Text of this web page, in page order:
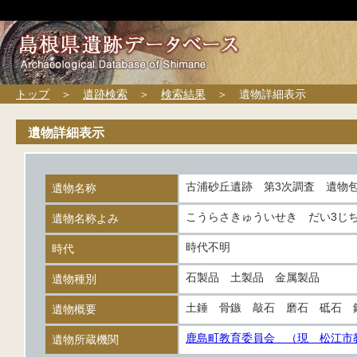
トップ＞ 遺跡検索 ＞ 検索結果 ＞ 遺物詳細表示
遺物詳細表示
遺物名称 古浦砂丘遺跡 第3次調査 遺物
遺物名称よみ こうらさきゅういせき だい3
時代 時代不明
遺物種別 石製品 土製品 金属製品
遺物概要 土錘 骨鏃 敲石 磨石 砥石
遺物所蔵機関 鹿島町教育委員会 （現 松江市